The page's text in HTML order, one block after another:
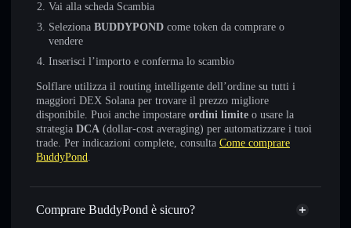
Vai alla scheda Scambia
Seleziona BUDDYPOND come token da comprare o
vendere
Inserisci l’importo e conferma lo scambio
Solflare utilizza il routing intelligente dell’ordine su tutti i
maggiori DEX Solana per trovare il prezzo migliore
disponibile. Puoi anche impostare ordini limite o usare la
strategia DCA (dollar-cost averaging) per automatizzare i tuoi
trade. Per indicazioni complete, consulta Come comprare
BuddyPond.
Comprare BuddyPond è sicuro?